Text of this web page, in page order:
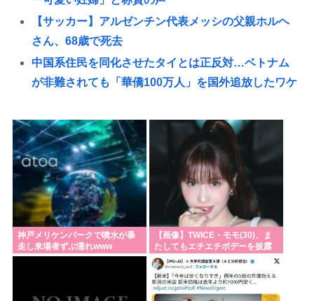
【サッカー】アルゼンチン代表メッシの父親ホルヘ
さん、68歳で死去
中国系住民を同化させたタイとは正反対…ベトナム
が非難されても「華僑100万人」を国外追放したワケ
に厳しいwww
うんこ漏らして泣きながらパンツ洗ってるおっさん
が盗撮される📸
『サンモニ』 膳場貴子アナ「核兵器のない世界…現
実はどうなのでしょう」 長崎への原爆投下から81年
の日に
マジでこれだけは日本製じゃないとダメな物
お盆だよ‼全員集合‼🍆👊😅👊🥒🏡
ペアーズ「ヒルトンホテルでスイーツ食べ放題のマ
神戸メリケンパークで噴水が暴
走し来場者ずぶ濡れwww
【画像】TWICE・モモ(30)、ま
たしてもエチエチボデーを披露
www